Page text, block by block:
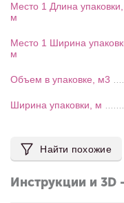
Место 1 Длина упаковки,
м
Место 1 Ширина
м
Объем в упаковке, м3
Ширина упаковки, м
Найти похожие
Инструкции и 3D